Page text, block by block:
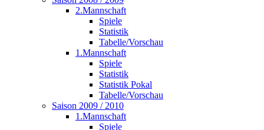
2.Mannschaft
Spiele
Statistik
Tabelle/Vorschau
1.Mannschaft
Spiele
Statistik
Statistik Pokal
Tabelle/Vorschau
Saison 2009 / 2010
1.Mannschaft
Spiele